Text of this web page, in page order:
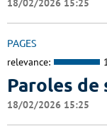
18/02/2026 15:25
PAGES
relevance:
Paroles de
18/02/2026 15:25